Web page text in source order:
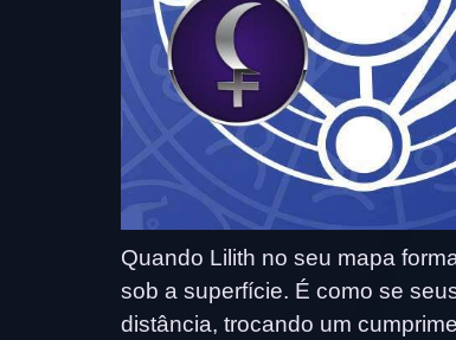
Quando Lilith no seu mapa
sob a superfície. É como se
distância, trocando um